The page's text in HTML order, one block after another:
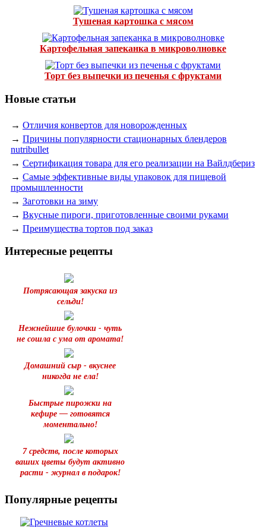
Тушеная картошка с мясом
Картофельная запеканка в микроволновке
Торт без выпечки из печенья с фруктами
Новые статьи
→ Отличия конвертов для новорожденных
→ Причины популярности стационарных блендеров
nutribullet
→ Сертификация товара для его реализации на Вайлдбериз
→ Самые эффективные виды упаковок для пищевой
промышленности
→ Заготовки на зиму
→ Вкусные пироги, приготовленные своими руками
→ Преимущества тортов под заказ
Интересные рецепты
Потрясающая закуска из
сельди!
Нежнейшие булочки - чуть
не сошла с ума от аромата!
Домашний сыр - вкуснее
никогда не ела!
Быстрые пирожки на
кефире — готовятся
моментально!
7 средств, после которых
ваших цветы будут активно
расти - журнал в подарок!
Популярные рецепты